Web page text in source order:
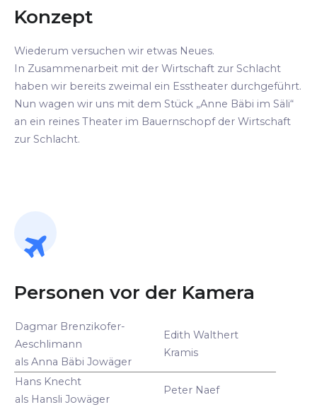
Konzept
Wiederum versuchen wir etwas Neues.
In Zusammenarbeit mit der Wirtschaft zur Schlacht
haben wir bereits zweimal ein Esstheater durchgeführt.
Nun wagen wir uns mit dem Stück „Anne Bäbi im Säli“
an ein reines Theater im Bauernschopf der Wirtschaft
zur Schlacht.
Personen vor der Kamera
Dagmar Brenzikofer-
Aeschlimann
als Anna Bäbi Jowäger
Edith Walthert
Kramis
Hans Knecht
als Hansli Jowäger
Peter Naef